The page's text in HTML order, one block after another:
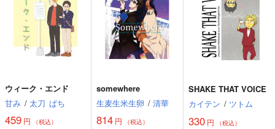
ウィーク・エンド
甘み / 太刀 ぱち
459 円 （税込）
somewhere
生麦生米生卵 / 清華
814 円 （税込）
SHAKE THAT VOICE
カイテン / ツトム
330円 （税込）